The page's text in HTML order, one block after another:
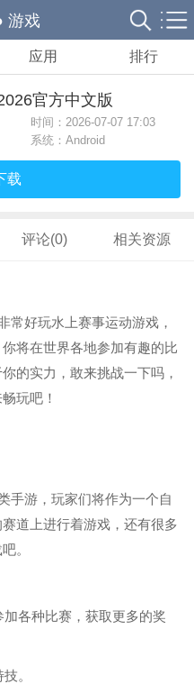
游戏
应用 排行
官方中文版
时间：2026-07-07 17:03
系统：Android
载
评论(0) 相关资源
常好玩水上赛事运动游戏，
将在世界各地参加有趣的比
的实力，敢来挑战一下吗，
玩吧！
手游，玩家们将作为一个自
道上进行着游戏，还有很多
。
各种比赛，获取更多的奖
。